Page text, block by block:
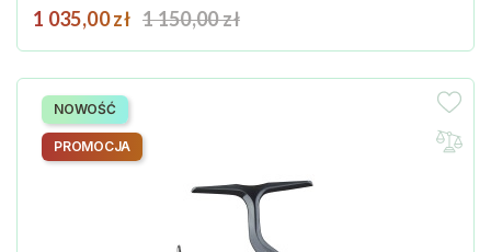
Cena
1 035,00 zł Cena podstawowa
1 150,00 zł
NOWOŚĆ
PROMOCJA